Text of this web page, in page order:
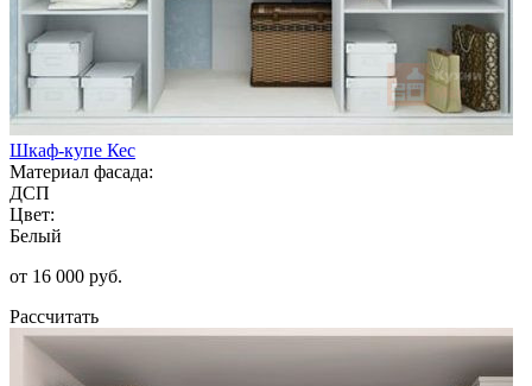
Шкаф-купе Кес
Материал фасада:
ДСП
Цвет:
Белый
от 16 000 руб.
Рассчитать